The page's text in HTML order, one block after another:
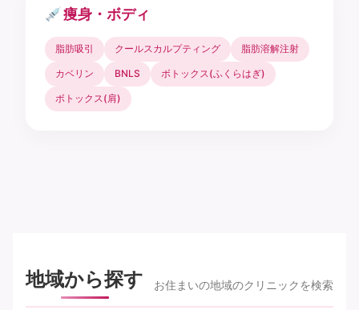
痩身・ボディ
脂肪吸引 クールスカルプティング 脂肪溶解注射
カベリン BNLS ボトックス(ふくらはぎ)
ボトックス(肩)
地域から探す お住まいの地域のクリニックを検索